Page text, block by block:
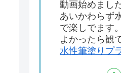
動画始めました
あいかわらず
で楽しでます。
よかったら観
水性筆塗りプ